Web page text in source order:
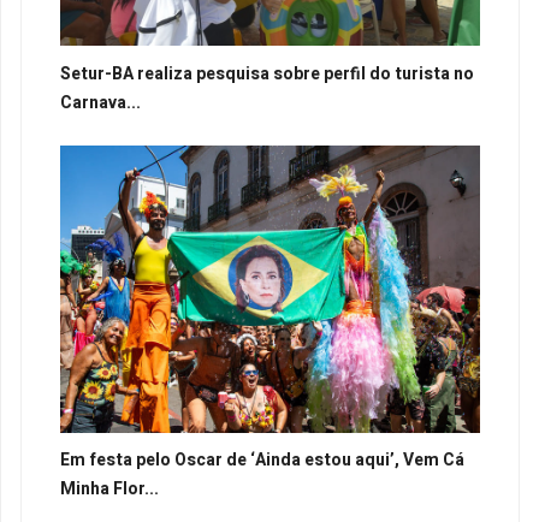
Setur-BA realiza pesquisa sobre perfil do turista no
Carnava...
Em festa pelo Oscar de ‘Ainda estou aqui’, Vem Cá
Minha Flor...